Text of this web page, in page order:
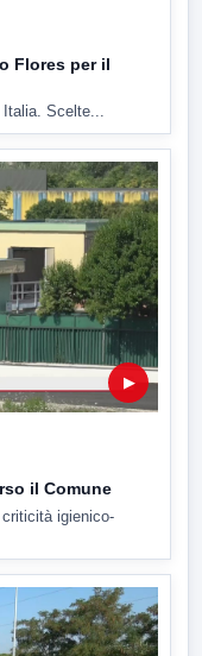
Flores per il
Italia. Scelte...
▶
il Comune
igienico-